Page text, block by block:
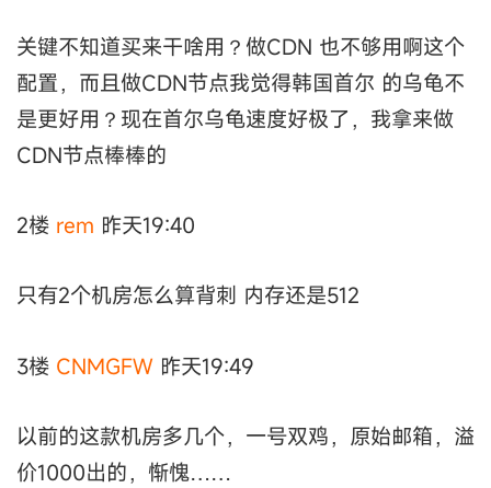
关键不知道买来干啥用？做CDN 也不够用啊这个
配置，而且做CDN节点我觉得韩国首尔 的乌龟不
是更好用？现在首尔乌龟速度好极了，我拿来做
CDN节点棒棒的
2楼 rem 昨天19:40
只有2个机房怎么算背刺 内存还是512
3楼 CNMGFW 昨天19:49
以前的这款机房多几个，一号双鸡，原始邮箱，溢
价1000出的，惭愧……